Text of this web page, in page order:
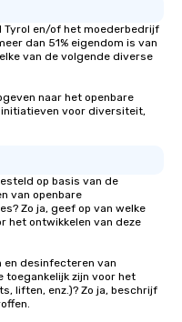
Tyrol en/of het moederbedrijf
dan 51% eigendom is van
van de volgende diverse
naar het openbare
voor diversiteit,
op basis van de
van openbare
Zo ja, geef op van welke
het ontwikkelen van deze
en desinfecteren van
toegankelijk zijn voor het
liften, enz.)? Zo ja, beschrijf